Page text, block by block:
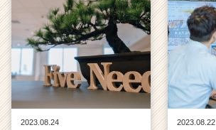
2023.08.24
2023.08.22